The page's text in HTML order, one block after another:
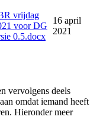
vrijdag
voor DG
0.5.docx
16 april
2021
vervolgens deels
omdat iemand heeft
Hieronder meer